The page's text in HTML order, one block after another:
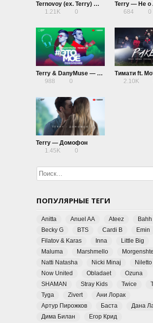
Ternovoy (ex. Terry) — Зодиак
1.21K
0
Terry — Не о
684
0
Terry & DanyMuse — Это моё поколение
988
0
2.10K
Terry — Домофон
1.45K
0
ПОПУЛЯРНЫЕ ТЕГИ
Anitta Anuel AA Ateez
Bahh
Becky G
BTS Cardi B
Emin
Filatov & Karas
Inna
Little Big
Maluma
Marshmello
Natti Natasha
Nicki Minaj
Niletto
Now United
Obladaet
Ozuna
SHAMAN
Stray Kids Twice
Tyga
Zivert
Ани Лорак
Артур Пирожков
Баста
Дана
Дима Билан
Егор Крид